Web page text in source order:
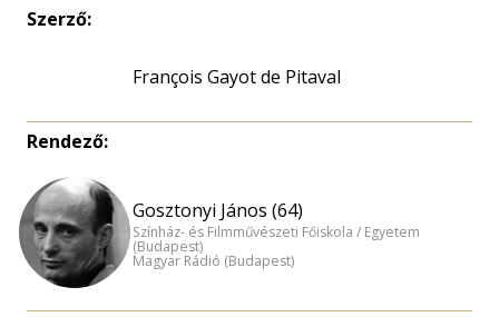
Szerző:
François Gayot de Pitaval
Rendező:
Gosztonyi János (64)
Színház- és Filmművészeti Főiskola / Egyetem
(Budapest)
Magyar Rádió (Budapest)